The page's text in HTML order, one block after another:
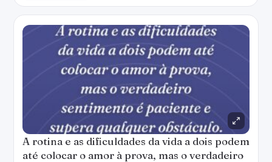
A rotina e as dificuldades da vida a dois podem
até colocar o amor à prova, mas o verdadeiro